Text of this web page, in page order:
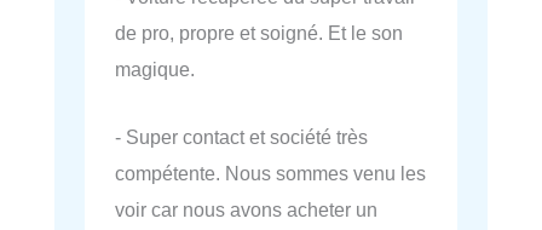
de pro, propre et soigné. Et le son
magique.
- Super contact et société très
compétente. Nous sommes venu les
voir car nous avons acheter un